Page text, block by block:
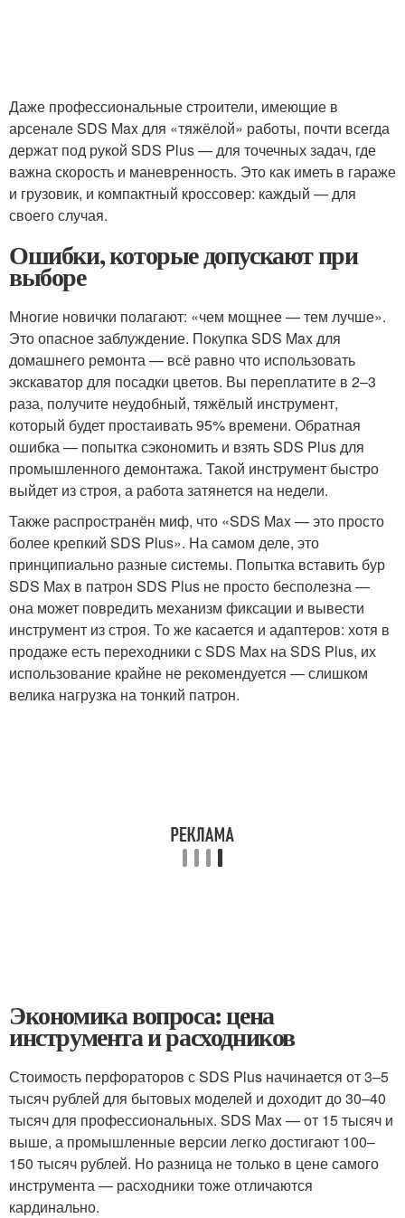
Даже профессиональные строители, имеющие в
арсенале SDS Max для «тяжёлой» работы, почти всегда
держат под рукой SDS Plus — для точечных задач, где
важна скорость и маневренность. Это как иметь в гараже
и грузовик, и компактный кроссовер: каждый — для
своего случая.
Ошибки, которые допускают при
выборе
Многие новички полагают: «чем мощнее — тем лучше».
Это опасное заблуждение. Покупка SDS Max для
домашнего ремонта — всё равно что использовать
экскаватор для посадки цветов. Вы переплатите в 2–3
раза, получите неудобный, тяжёлый инструмент,
который будет простаивать 95% времени. Обратная
ошибка — попытка сэкономить и взять SDS Plus для
промышленного демонтажа. Такой инструмент быстро
выйдет из строя, а работа затянется на недели.
Также распространён миф, что «SDS Max — это просто
более крепкий SDS Plus». На самом деле, это
принципиально разные системы. Попытка вставить бур
SDS Max в патрон SDS Plus не просто бесполезна —
она может повредить механизм фиксации и вывести
инструмент из строя. То же касается и адаптеров: хотя в
продаже есть переходники с SDS Max на SDS Plus, их
использование крайне не рекомендуется — слишком
велика нагрузка на тонкий патрон.
Экономика вопроса: цена
инструмента и расходников
Стоимость перфораторов с SDS Plus начинается от 3–5
тысяч рублей для бытовых моделей и доходит до 30–40
тысяч для профессиональных. SDS Max — от 15 тысяч и
выше, а промышленные версии легко достигают 100–
150 тысяч рублей. Но разница не только в цене самого
инструмента — расходники тоже отличаются
кардинально.